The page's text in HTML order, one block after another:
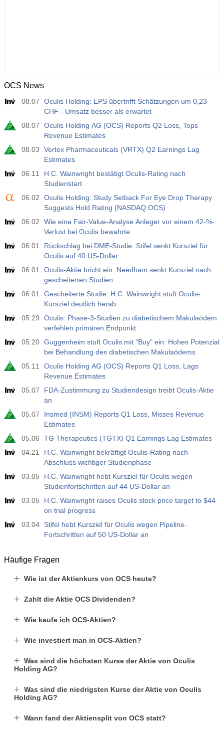
OCS News
08.07
Oculis Holding: EPS übertrifft Schätzungen um 0,23
CHF - Umsatz besser als erwartet
08.07
Oculis Holding AG (OCS) Reports Q2 Loss, Tops
Revenue Estimates
08.03
Vertex Pharmaceuticals (VRTX) Q2 Earnings Lag
Estimates
06.11
H.C. Wainwright bestätigt Oculis-Rating nach
Studienstart
06.02
Oculis Holding: Study Setback For Eye Drop Therapy
Suggests Hold Rating (NASDAQ:OCS)
06.02
Wie eine Fair-Value-Analyse Anleger vor einem 42-%-
Verlust bei Oculis bewahrte
06.01
Rückschlag bei DME-Studie: Stifel senkt Kursziel für
Oculis auf 40 US-Dollar
06.01
Oculis-Aktie bricht ein: Needham senkt Kursziel nach
gescheiterten Studien
06.01
Gescheiterte Studie: H.C. Wainwright stuft Oculis-
Kursziel deutlich herab
05.29
Oculis: Phase-3-Studien zu diabetischem Makulaödem
verfehlen primären Endpunkt
05.20 Guggenheim stuft Oculis mit "Buy" ein: Hohes Potenzial
bei Behandlung des diabetischen Makulaödems
05.11
Oculis Holding AG (OCS) Reports Q1 Loss, Lags
Revenue Estimates
05.07
FDA-Zustimmung zu Studiendesign treibt Oculis-Aktie
an
05.07
Insmed (INSM) Reports Q1 Loss, Misses Revenue
Estimates
05.06
TG Therapeutics (TGTX) Q1 Earnings Lag Estimates
04.21
H.C. Wainwright bekräftigt Oculis-Rating nach
Abschluss wichtiger Studienphase
03.05
H.C. Wainwright hebt Kursziel für Oculis wegen
Studienfortschritten auf 44 US-Dollar an
03.05
H.C. Wainwright raises Oculis stock price target to $44
on trial progress
03.04
Stifel hebt Kursziel für Oculis wegen Pipeline-
Fortschritten auf 50 US-Dollar an
Häufige Fragen
Wie ist der Aktienkurs von OCS heute?
Zahlt die Aktie OCS Dividenden?
Wie kaufe ich OCS-Aktien?
Wie investiert man in OCS-Aktien?
Was sind die höchsten Kurse der Aktie von Oculis
Holding AG?
Was sind die niedrigsten Kurse der Aktie von Oculis
Holding AG?
Wann fand der Aktiensplit von OCS statt?